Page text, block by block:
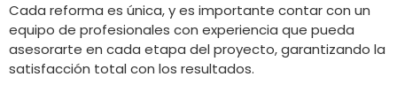
Cada reforma es única, y es importante contar con un
equipo de profesionales con experiencia que pueda
asesorarte en cada etapa del proyecto, garantizando la
satisfacción total con los resultados.